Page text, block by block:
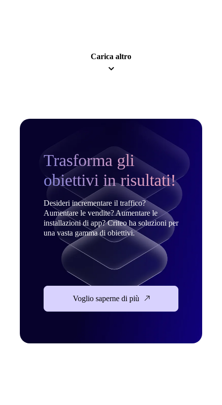
Carica altro
Trasforma gli
obiettivi in risultati!
Desideri incrementare il traffico?
Aumentare le vendite? Aumentare le
installazioni di app? Criteo ha soluzioni per
una vasta gamma di obiettivi.
Voglio saperne di più